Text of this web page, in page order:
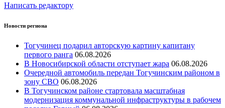
Написать редактору
Новости региона
Тогучинец подарил авторскую картину капитану
первого ранга 06.08.2026
В Новосибирской области отступает жара 06.08.2026
Очередной автомобиль передан Тогучинским районом в
зону СВО 06.08.2026
В Тогучинском районе стартовала масштабная
модернизация коммунальной инфраструктуры в рабочем